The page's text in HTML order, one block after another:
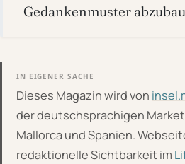
Gedankenmuster
IN EIGENER SACHE
Dieses Magazin wird von
der deutschsprachigen
Mallorca und Spanien.
redaktionelle Sichtbarkeit im